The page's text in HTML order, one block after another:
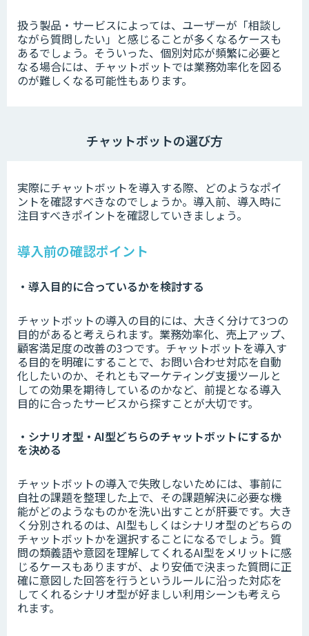
扱う製品・サービスによっては、ユーザーが「相談し
ながら質問したい」と感じることが多くなるケースも
あるでしょう。そういった、個別対応が頻繁に必要と
なる場合には、チャットボットでは業務効率化を図る
のが難しくなる可能性もあります。
チャットボットの選び方
実際にチャットボットを導入する際、どのようなポイ
ントを確認すべきなのでしょうか。導入前、導入時に
注目すべきポイントを確認していきましょう。
導入前の確認ポイント
・導入目的に合っているかを検討する
チャットボットの導入の目的には、大きく分けて3つの
目的があると考えられます。業務効率化、売上アップ、
顧客満足度の改善の3つです。チャットボットを導入す
る目的を明確にすることで、お問い合わせ対応を自動
化したいのか、それともマーケティング支援ツールと
しての効果を期待しているのかなど、前提となる導入
目的に合ったサービスから探すことが大切です。
・シナリオ型・AI型どちらのチャットボットにするか
を決める
チャットボットの導入で失敗しないためには、事前に
自社の課題を整理した上で、その課題解決に必要な機
能がどのようなものかを洗い出すことが肝要です。大き
く分別されるのは、AI型もしくはシナリオ型のどちらの
チャットボットかを選択することになるでしょう。質
問の類義語や意図を理解してくれるAI型をメリットに感
じるケースもありますが、より安価で決まった質問に正
確に意図した回答を行うというルールに沿った対応を
してくれるシナリオ型が好ましい利用シーンも考えら
れます。